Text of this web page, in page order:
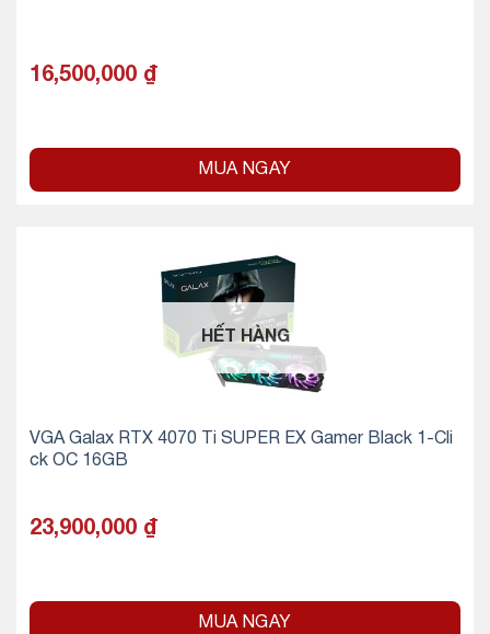
16,500,000 ₫
MUA NGAY
HẾT HÀNG
VGA Galax RTX 4070 Ti SUPER EX Gamer Black 1-Cli
ck OC 16GB
23,900,000 ₫
MUA NGAY